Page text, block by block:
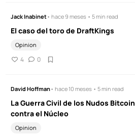
Jack Inabinet• hace 9 meses • 5 min read
El caso del toro de DraftKings
Opinion
4 0
David Hoffman• hace 10 meses • 5 min read
La Guerra Civil de los Nudos Bitcoin
contra el Núcleo
Opinion